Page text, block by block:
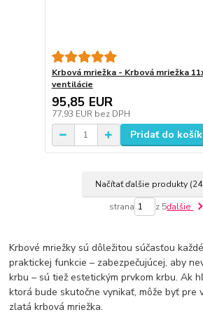
Krbová mriežka - Krbová mriežka
ventilácie
95,85 EUR
77,93 EUR bez DPH
Pridať do
Načítať ďalšie produkty
strana z 5ďalšie
Krbové mriežky sú dôležitou súčasťou
praktickej funkcie – zabezpečujúcej, aby
krbu – sú tiež estetickým prvkom krbu. Ak
ktorá bude skutočne vynikať, môže byť pre
zlatá krbová mriežka.